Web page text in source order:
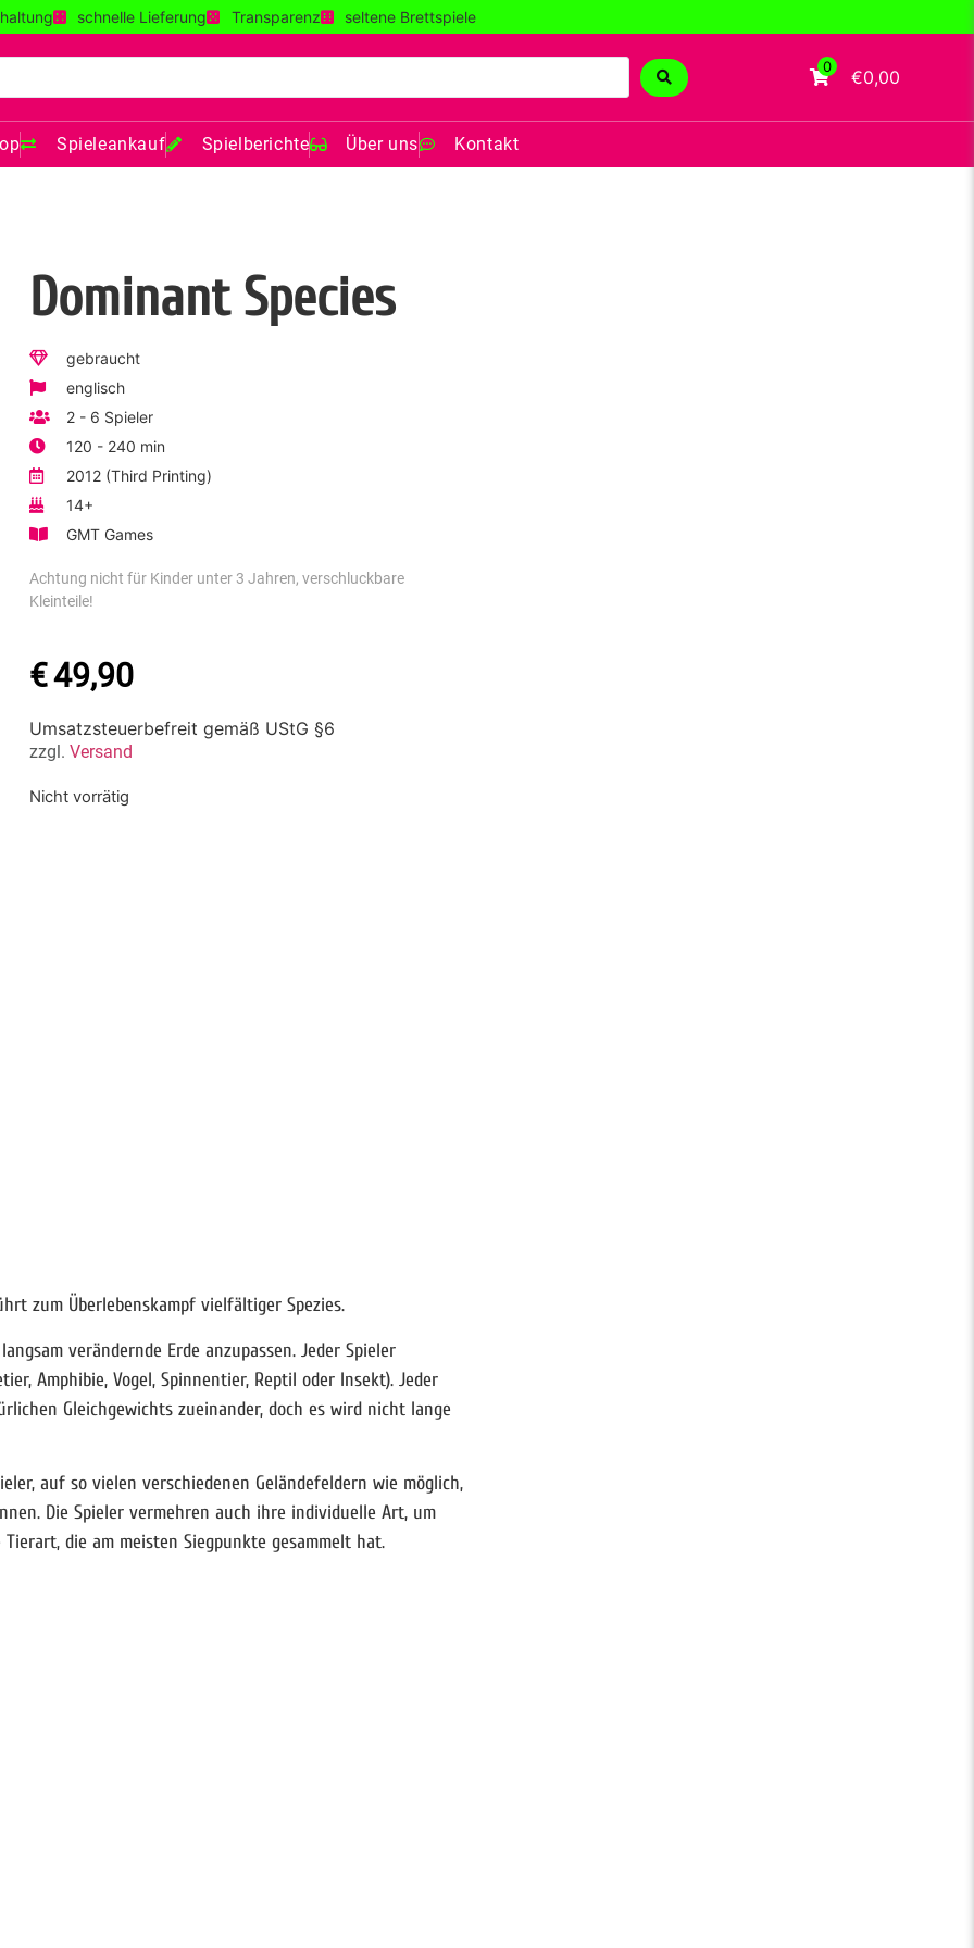
schnelle Lieferung Transparenz seltene Brettspiele
0 €0,00
Spieleankauf Spielberichte Über uns Kontakt
Dominant Species
gebraucht
englisch
2 - 6 Spieler
120 - 240 min
2012 (Third Printing)
14+
GMT Games
Achtung nicht für Kinder unter 3 Jahren, verschluckbare
Kleinteile!
€49,90
Umsatzsteuerbefreit gemäß UStG §6
zzgl. Versand
Nicht vorrätig
zum Überlebenskampf vielfältiger Spezies.
verändernde Erde anzupassen. Jeder Spieler
Amphibie, Vogel, Spinnentier, Reptil oder Insekt). Jeder
Gleichgewichts zueinander, doch es wird nicht lange
auf so vielen verschiedenen Geländefeldern wie möglich,
Die Spieler vermehren auch ihre individuelle Art, um
die am meisten Siegpunkte gesammelt hat.